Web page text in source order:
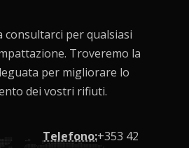
consultarci per qualsiasi
Troveremo la
per migliorare lo
dei vostri rifiuti.
Telefono:+353 42